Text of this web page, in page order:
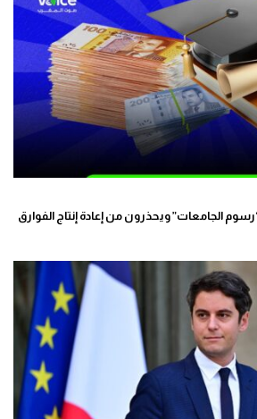
الجامعات” ويحذرون من إعادة إنتاج الفوارق